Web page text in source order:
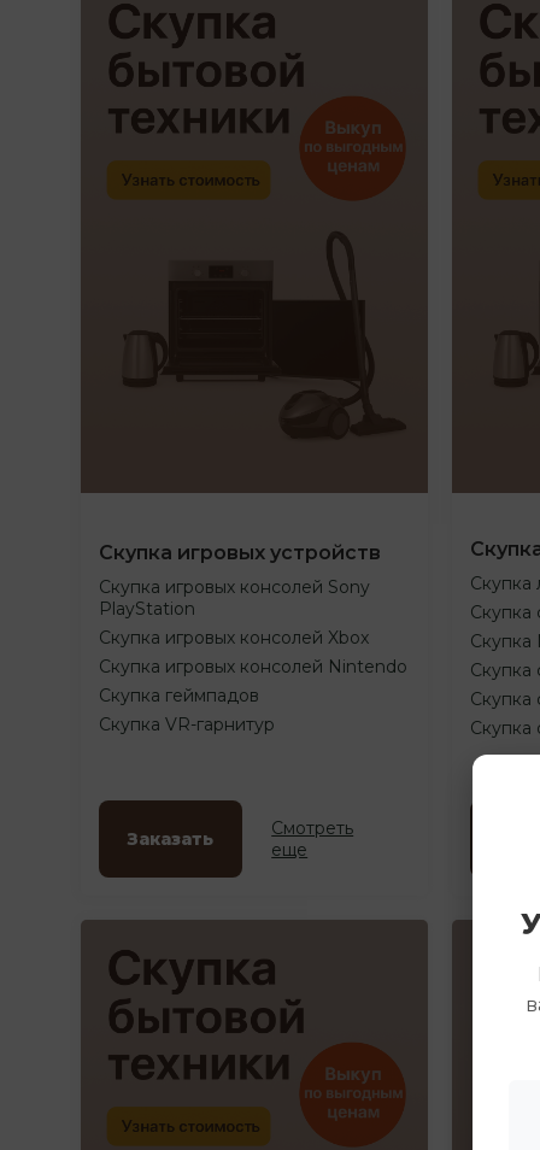
Скупка игровых устройств
Скупка игровых консолей Sony
PlayStation
Скупка игровых консолей Xbox
Скупка игровых консолей Nintendo
Скупка геймпадов
Скупка VR-гарнитур
Заказать
Смотреть
еще
Скупка
Скупка
Скупка
Скупка
Скупка